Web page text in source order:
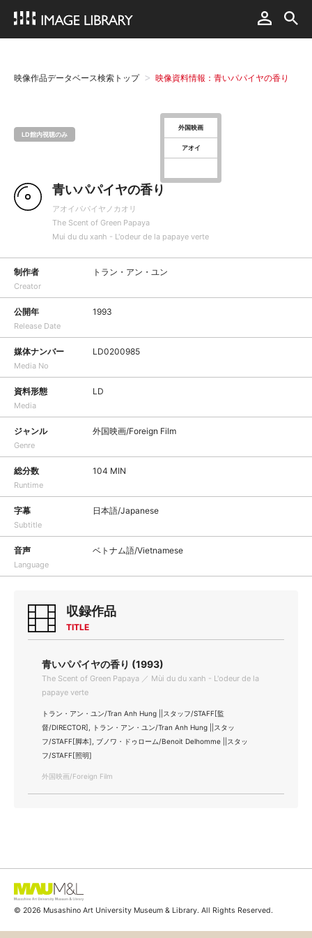
映像作品データベース検索トップ 映像資料情報：青いパパイヤの香り
LD館内視聴のみ
外国映画
アオイ
青いパパイヤの香り
アオイパパイヤノカオリ
The Scent of Green Papaya
Mui du du xanh - L'odeur de la papaye verte
制作者
Creator
トラン・アン・ユン
公開年
Release Date
1993
媒体ナンバー
Media No
LD0200985
資料形態
Media
LD
ジャンル
Genre
外国映画/Foreign Film
総分数
Runtime
104 MIN
字幕
Subtitle
日本語/Japanese
音声
Language
ベトナム語/Vietnamese
収録作品
TITLE
青いパパイヤの香り (1993)
The Scent of Green Papaya ／ Mùi du du xanh - L'odeur de la
papaye verte
トラン・アン・ユン/Tran Anh Hung ||スタッフ/STAFF[監
督/DIRECTOR], トラン・アン・ユン/Tran Anh Hung ||スタッ
フ/STAFF[脚本], ブノワ・ドゥローム/Benoit Delhomme ||スタッ
フ/STAFF[照明]
外国映画/Foreign Film
© 2026 Musashino Art University Museum & Library. All Rights Reserved.